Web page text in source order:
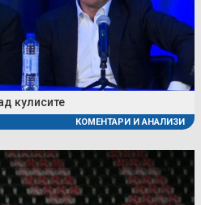
кулисите
КОМЕНТАРИ И АНАЛИЗИ